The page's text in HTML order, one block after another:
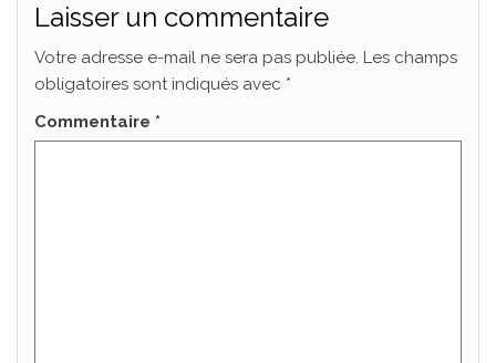
Laisser un commentaire
Votre adresse e-mail ne sera pas publiée. Les champs
obligatoires sont indiqués avec *
Commentaire *